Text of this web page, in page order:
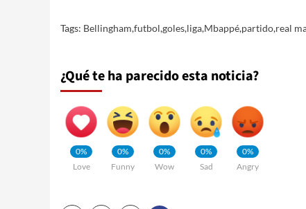
Tags: Bellingham,futbol,goles,liga,Mbappé,partido,real
¿Qué te ha parecido esta noticia?
0%
Love
0%
Funny
0%
Wow
0%
Sad
0%
Angry